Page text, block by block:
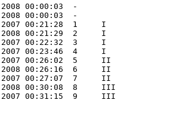
2008 00:00:03  -
2008 00:00:03  -
2007 00:21:28  1     I
2008 00:21:29  2     I
2007 00:22:32  3     I
2007 00:23:46  4     I
2007 00:26:02  5     II
2008 00:26:16  6     II
2007 00:27:07  7     II
2008 00:30:08  8     III
2007 00:31:15  9     III